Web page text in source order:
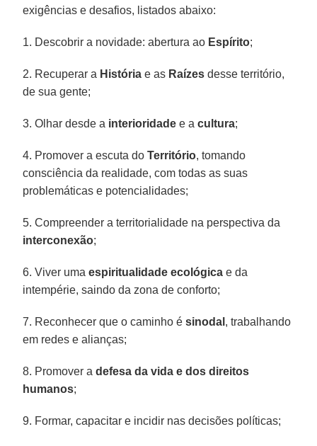
exigências e desafios, listados abaixo:
1. Descobrir a novidade: abertura ao Espírito;
2. Recuperar a História e as Raízes desse território,
de sua gente;
3. Olhar desde a interioridade e acultura;
4. Promover a escuta doTerritório, tomando
consciência da realidade, com todas as suas
problemáticas e potencialidades;
5. Compreender a territorialidade na perspectiva da
interconexão;
6. Viver umaespiritualidade ecológica e da
intempérie, saindo da zona de conforto;
7. Reconhecer que o caminho ésinodal , trabalhando
em redes e alianças;
8. Promover adefesa da vida e dos direitos
humanos;
9. Formar, capacitar e incidir nas decisões políticas;